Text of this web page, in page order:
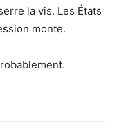
la vis. Les États
monte.